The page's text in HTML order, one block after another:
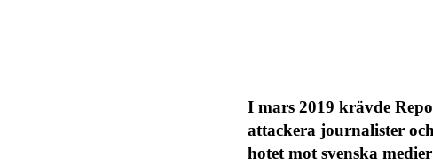
I mars 2019 krävde
attackera journalister
hotet mot svenska